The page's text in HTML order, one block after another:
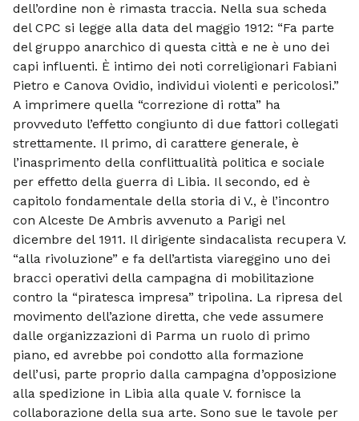
dell’ordine non è rimasta traccia. Nella sua scheda
del CPC si legge alla data del maggio 1912: “Fa parte
del gruppo anarchico di questa città e ne è uno dei
capi influenti. È intimo dei noti correligionari Fabiani
Pietro e Canova Ovidio, individui violenti e pericolosi.”
A imprimere quella “correzione di rotta” ha
provveduto l’effetto congiunto di due fattori collegati
strettamente. Il primo, di carattere generale, è
l’inasprimento della conflittualità politica e sociale
per effetto della guerra di Libia. Il secondo, ed è
capitolo fondamentale della storia di V., è l’incontro
con Alceste De Ambris avvenuto a Parigi nel
dicembre del 1911. Il dirigente sindacalista recupera V.
“alla rivoluzione” e fa dell’artista viareggino uno dei
bracci operativi della campagna di mobilitazione
contro la “piratesca impresa” tripolina. La ripresa del
movimento dell’azione diretta, che vede assumere
dalle organizzazioni di Parma un ruolo di primo
piano, ed avrebbe poi condotto alla formazione
dell’usi, parte proprio dalla campagna d’opposizione
alla spedizione in Libia alla quale V. fornisce la
collaborazione della sua arte. Sono sue le tavole per